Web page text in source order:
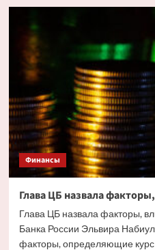
По
Сочи
ударили
украинские
дроны.
Но
есть
и
другие
причины
Финансы
Глава ЦБ назвала
Глава ЦБ назвала факторы,
Банка России Эльвира
факторы, определяющие курс